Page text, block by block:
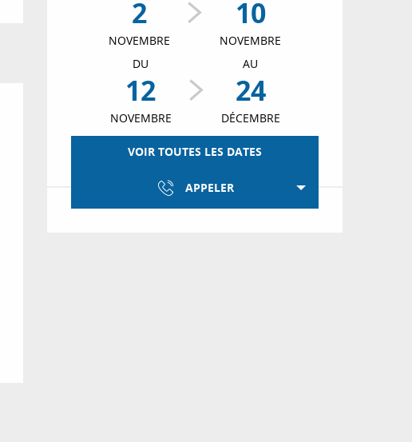
2
NOVEMBRE
10
NOVEMBRE
DU
12
NOVEMBRE
AU
24
DÉCEMBRE
VOIR TOUTES LES DATES
APPELER